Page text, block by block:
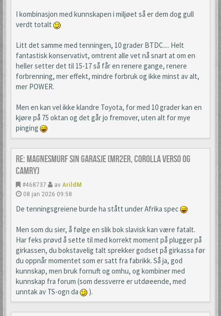
I kombinasjon med kunnskapen i miljøet så er dem dog gull
verdt totalt
Litt det samme med tenningen, 10 grader BTDC.... Helt
fantastisk konservativt, omtrent alle vet nå snart at om en
heller setter det til 15-17 så får en renere gange, renere
forbrenning, mer effekt, mindre forbruk og ikke minst av alt,
mer POWER.
Men en kan vel ikke klandre Toyota, for med 10 grader kan en
kjøre på 75 oktan og det går jo fremover, uten alt for mye
pinging
Re: Magnesmurf sin garasje (mr2er, corolla verso og
camry)
#468737 av ArildM
08 jan 2026 09:58
De tenningsgreiene burde ha stått under Afrika spec
Men som du sier, å følge en slik bok slavisk kan være fatalt.
Har feks prøvd å sette til med korrekt moment på plugger på
girkassen, du bokstavelig talt sprekker godset på girkassa før
du oppnår momentet som er satt fra fabrikk. Så ja, god
kunnskap, men bruk fornuft og omhu, og kombiner med
kunnskap fra forum (som dessverre er utdøeende, med
unntak av TS-ogn da
).